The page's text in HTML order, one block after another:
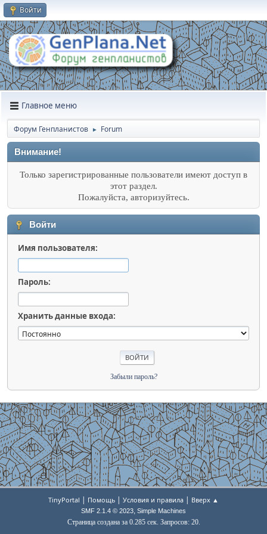
Войти
Главное меню
Форум Генпланистов ► Forum
Внимание!
Только зарегистрированные пользователи имеют доступ в
этот раздел.
Пожалуйста, авторизуйтесь.
Войти
Имя пользователя:
Пароль:
Хранить данные входа:
Забыли пароль?
TinyPortal | Помощь | Условия и правила | Вверх ▲
SMF 2.1.4 © 2023, Simple Machines
Страница создана за 0.285 сек. Запросов: 20.